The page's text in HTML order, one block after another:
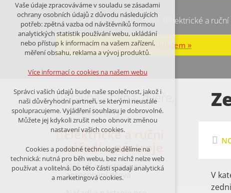
Bazar Vysočina E-shop Elektrické a
Nová plastová okna skladem »
V
Stavba - okna, dveře,
stavebniny
Elektrické a ruční
nářadí a nástroje
Nářadí a nástroje pro
zpracování dřeva
Technická cookies
nutná pro provozování webu
udržení kontextu stránek (session):
případná přihlášení, volby jazyka, apod.
Volitelná cookies
analytická pro anonymizované
vyhodnocení návštěvnosti
marketingová cookies (Google,Facebook)
Více informací o cookies na našem webu
ODMÍTNOUT VŠE
Vaše údaje zpracováváme v souladu se zásadami
ochrany osobních údajů z důvodu následujících
potřeb: zpětná vazba od návštěvníků formou
analytických statistik používání webu, ukládání
nebo přístup k informacím na vašem zařízení,
měření obsahu, reklama a vývoj produktů.
Více informací o cookies na našem webu
Správci vašich údajů bude naše společnost, jakož i
naši důvěryhodní partneři, se kterými neustále
spolupracujeme. Vyjádření souhlasu je dobrovolné.
Můžete jej kdykoli zrušit nebo obnovit změnou
nastavení vašich cookies.
Cookies a podobné technologie dělíme na
technická: nutná pro běh webu, bez nichž nelze web
používat a volitelná. Do této části spadají analytická
a marketingová cookies.